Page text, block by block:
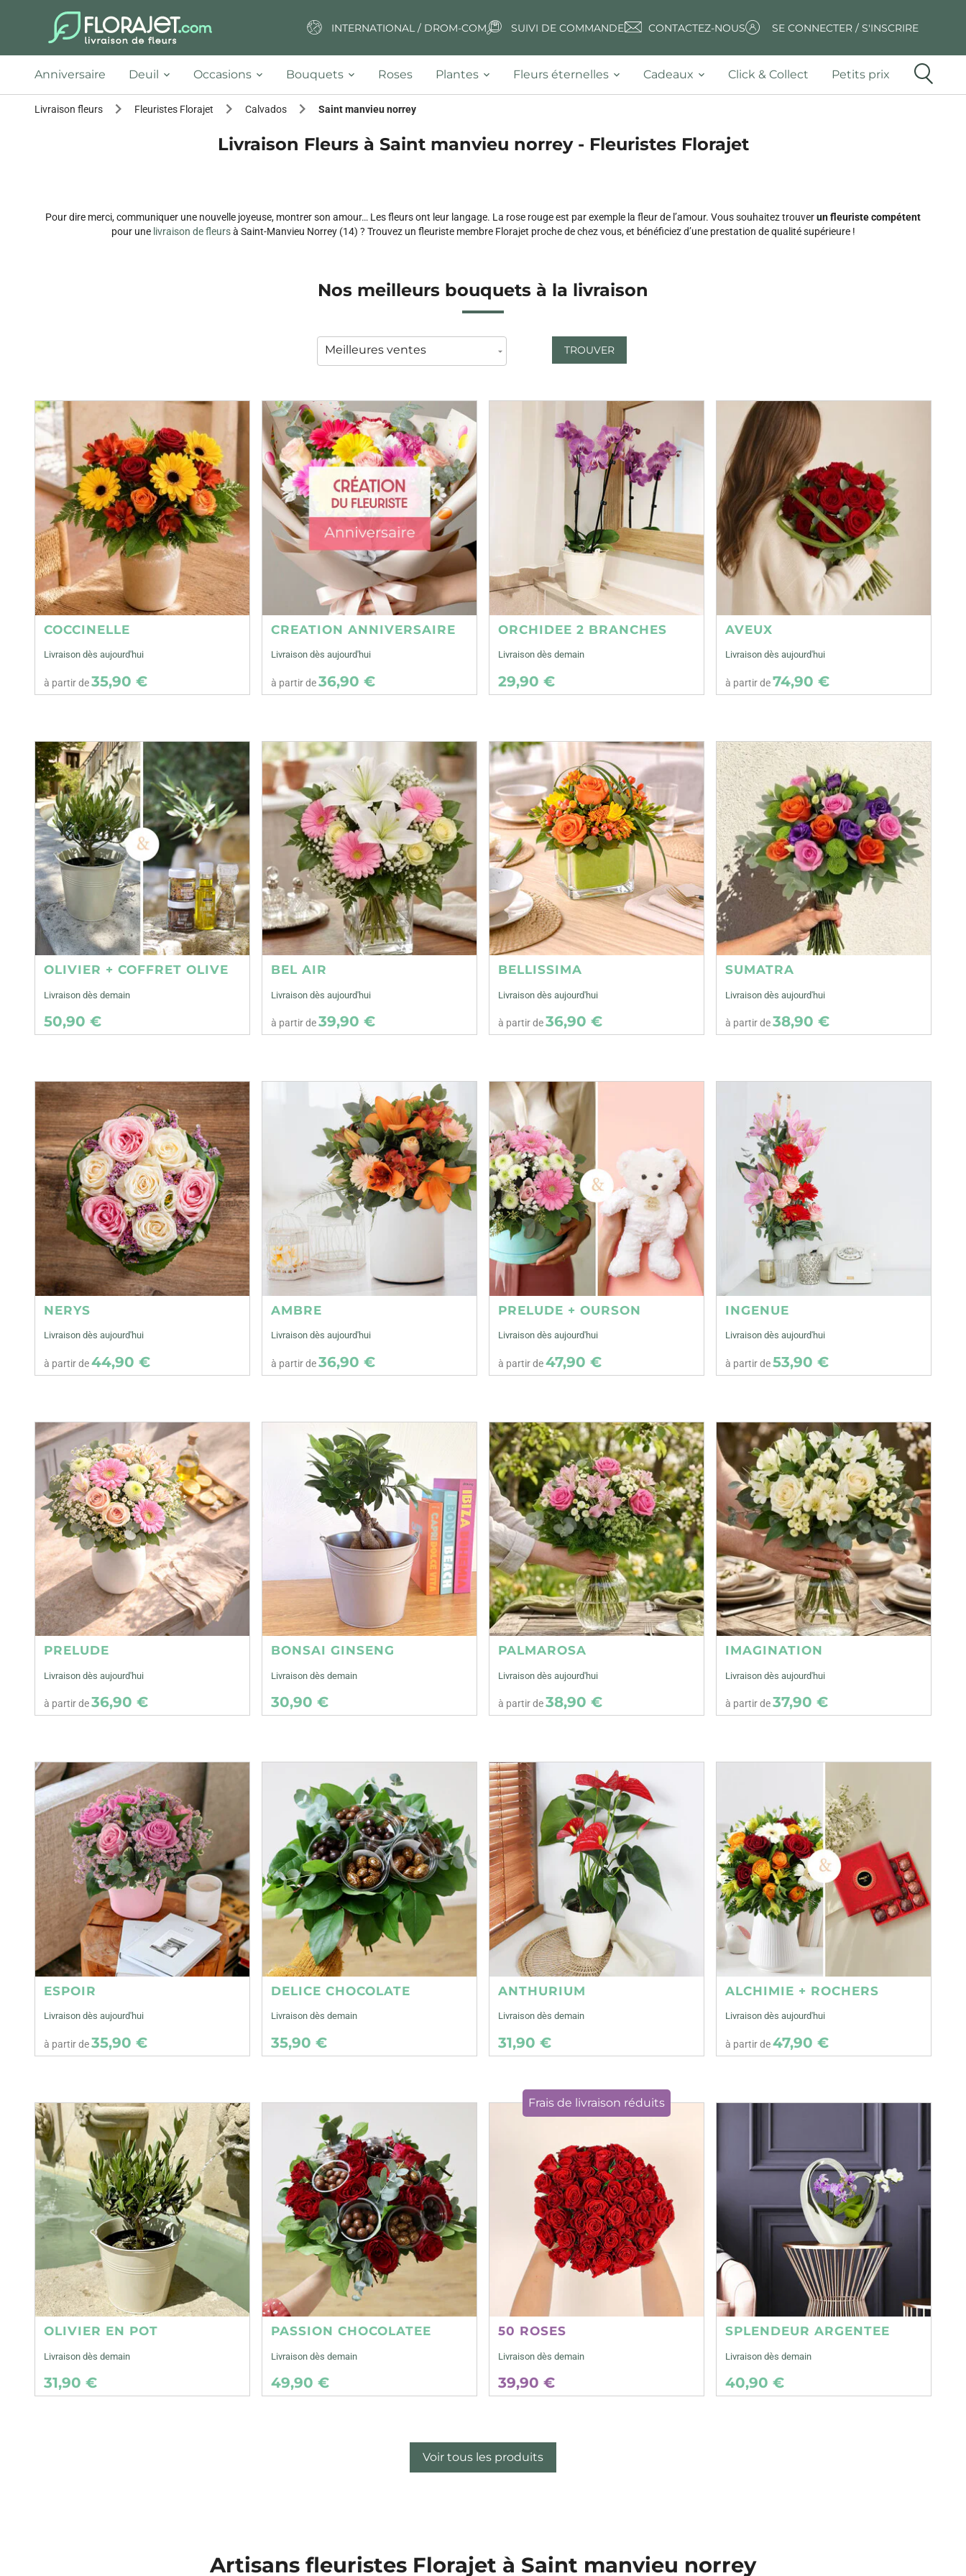
INTERNATIONAL / DROM-COM SUIVI DE COMMANDE CONTACTEZ-NOUS SE CONNECTER / S'INSCRIRE
Anniversaire Deuil Occasions Bouquets Roses Plantes Fleurs éternelles Cadeaux Click & Collect Petits prix
Livraison fleurs Fleuristes Florajet Calvados Saint manvieu norrey
Livraison Fleurs à Saint manvieu norrey - Fleuristes Florajet
Pour dire merci, communiquer une nouvelle joyeuse, montrer son amour… Les fleurs ont leur langage. La rose rouge est par exemple la fleur de l’amour. Vous souhaitez trouverun fleuriste compétent
pour une livraison de fleursà Saint-Manvieu Norrey (14) ? Trouvez un fleuriste membre Florajet proche de chez vous, et bénéficiez d’une prestation de qualité supérieure !
Nos meilleurs bouquets à la livraison
TROUVER
COCCINELLE
Livraison dès aujourd'hui
à partir de35,90 €
CREATION ANNIVERSAIRE
Livraison dès aujourd'hui
à partir de36,90 €
ORCHIDEE 2 BRANCHES
Livraison dès demain
29,90 €
AVEUX
Livraison dès aujourd'hui
à partir de74,90 €
OLIVIER + COFFRET OLIVE
Livraison dès demain
50,90 €
BEL AIR
Livraison dès aujourd'hui
à partir de39,90 €
BELLISSIMA
Livraison dès aujourd'hui
à partir de36,90 €
SUMATRA
Livraison dès aujourd'hui
à partir de38,90 €
NERYS
Livraison dès aujourd'hui
à partir de44,90 €
AMBRE
Livraison dès aujourd'hui
à partir de36,90 €
PRELUDE + OURSON
Livraison dès aujourd'hui
à partir de47,90 €
INGENUE
Livraison dès aujourd'hui
à partir de53,90 €
PRELUDE
Livraison dès aujourd'hui
à partir de36,90 €
BONSAI GINSENG
Livraison dès demain
30,90 €
PALMAROSA
Livraison dès aujourd'hui
à partir de38,90 €
IMAGINATION
Livraison dès aujourd'hui
à partir de37,90 €
ESPOIR
Livraison dès aujourd'hui
à partir de35,90 €
DELICE CHOCOLATE
Livraison dès demain
35,90 €
ANTHURIUM
Livraison dès demain
31,90 €
ALCHIMIE + ROCHERS
Livraison dès aujourd'hui
à partir de47,90 €
OLIVIER EN POT
Livraison dès demain
31,90 €
PASSION CHOCOLATEE
Livraison dès demain
49,90 €
Frais de livraison réduits
50 ROSES
Livraison dès demain
39,90 €
SPLENDEUR ARGENTEE
Livraison dès demain
40,90 €
Voir tous les produits
Artisans fleuristes Florajet à Saint manvieu norrey